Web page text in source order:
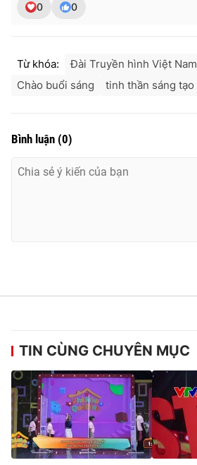
0 0
Từ khóa: Đài Truyền hình Việt Nam
Chào buổi sáng
tinh thần sáng tạo
Bình luận (0)
TIN CÙNG CHUYÊN MỤC